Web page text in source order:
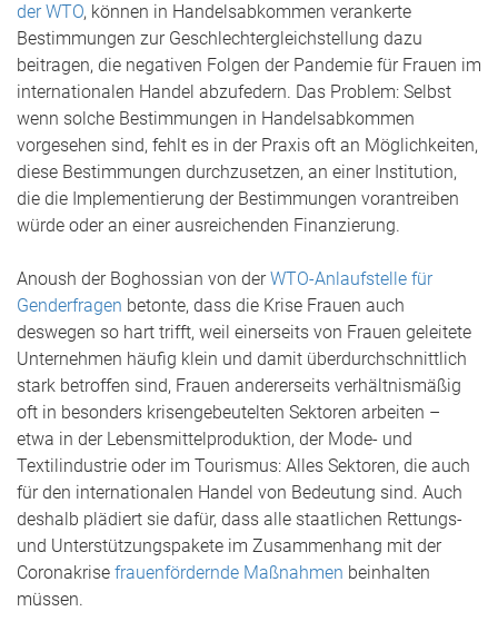
der WTO, können in Handelsabkommen verankerte
Bestimmungen zur Geschlechtergleichstellung dazu
beitragen, die negativen Folgen der Pandemie für Frauen im
internationalen Handel abzufedern. Das Problem: Selbst
wenn solche Bestimmungen in Handelsabkommen
vorgesehen sind, fehlt es in der Praxis oft an Möglichkeiten,
diese Bestimmungen durchzusetzen, an einer Institution,
die die Implementierung der Bestimmungen vorantreiben
würde oder an einer ausreichenden Finanzierung.
Anoush der Boghossian von derWTO-Anlaufstelle für
Genderfragen betonte, dass die Krise Frauen auch
deswegen so hart trifft, weil einerseits von Frauen geleitete
Unternehmen häufig klein und damit überdurchschnittlich
stark betroffen sind, Frauen andererseits verhältnismäßig
oft in besonders krisengebeutelten Sektoren arbeiten –
etwa in der Lebensmittelproduktion, der Mode- und
Textilindustrie oder im Tourismus: Alles Sektoren, die auch
für den internationalen Handel von Bedeutung sind. Auch
deshalb plädiert sie dafür, dass alle staatlichen Rettungs-
und Unterstützungspakete im Zusammenhang mit der
Coronakrise frauenfördernde Maßnahmen beinhalten
müssen.